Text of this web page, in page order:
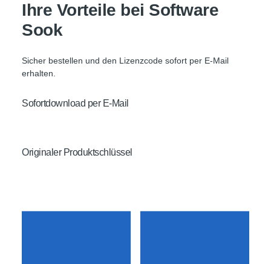
Ihre Vorteile bei Software
Sook
Sicher bestellen und den Lizenzcode sofort per E-Mail
erhalten.
Sofortdownload per E-Mail
Originaler Produktschlüssel